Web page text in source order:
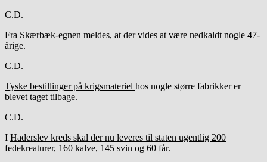
C.D.
Fra Skærbæk-egnen meldes, at der vides at være nedkaldt nogle 47-
årige.
C.D.
Tyske bestillinger på krigsmateriel hos nogle større fabrikker er
blevet taget tilbage.
C.D.
I Haderslev kreds skal der nu leveres til staten ugentlig 200
fedekreaturer, 160 kalve, 145 svin og 60 får.